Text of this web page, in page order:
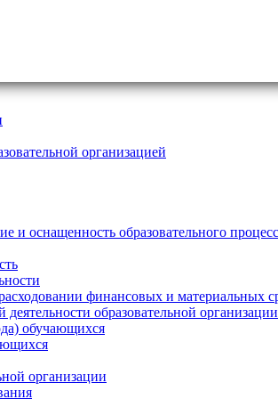
организацией
и оснащенность образовательного
финансовых и материальных
образовательной организации
обучающихся
организации